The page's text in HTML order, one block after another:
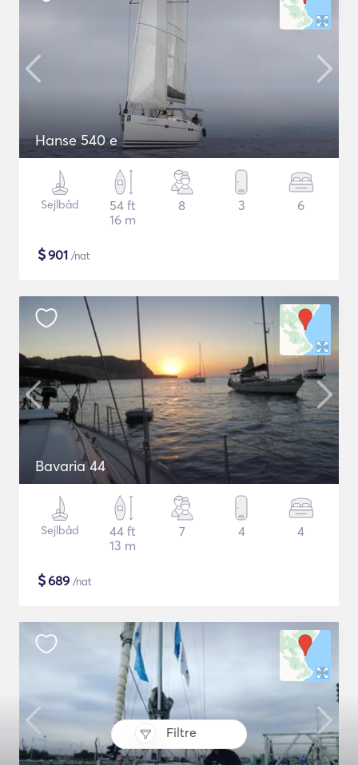
Filtre
Hanse 540 e
Sejlbåd
54 ft
16 m
8 3 6
$901 /nat
Bavaria 44
Sejlbåd
44 ft
13 m
7 4 4
$689 /nat